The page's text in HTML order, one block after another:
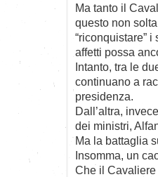
Ma tanto il
questo non
“riconquistare”
affetti possa
Intanto, tra le
continuano a
presidenza.
Dall’altra,
dei ministri,
Ma la battaglia
Insomma, un
Che il